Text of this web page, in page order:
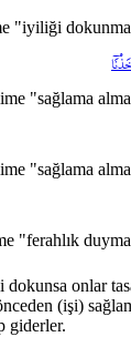
"iyiliği
"sağlama
"sağlama
"ferahlık
onlar
(işi)
giderler.